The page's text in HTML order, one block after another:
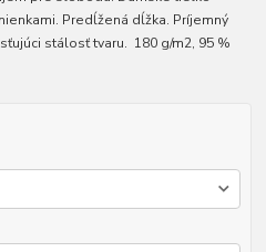
Predĺžená dĺžka. Príjemný
stálosť tvaru. 180 g/m2, 95 %